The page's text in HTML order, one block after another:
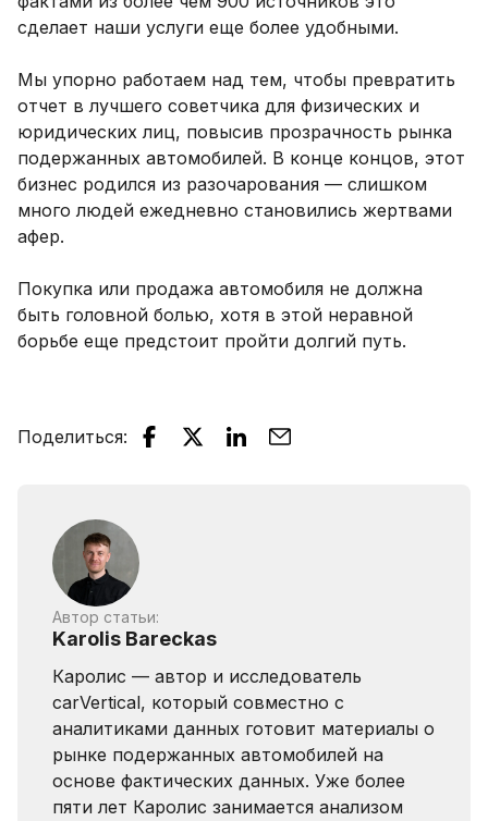
сделает наши услуги еще более удобными.
Мы упорно работаем над тем, чтобы превратить
отчет в лучшего советчика для физических и
юридических лиц, повысив прозрачность рынка
подержанных автомобилей. В конце концов, этот
бизнес родился из разочарования — слишком
много людей ежедневно становились жертвами
афер.
Покупка или продажа автомобиля не должна
быть головной болью, хотя в этой неравной
борьбе еще предстоит пройти долгий путь.
Поделиться:
Автор статьи:
Karolis Bareckas
Каролис — автор и исследователь
carVertical, который совместно с
аналитиками данных готовит материалы о
рынке подержанных автомобилей на
основе фактических данных. Уже более
пяти лет Каролис занимается анализом